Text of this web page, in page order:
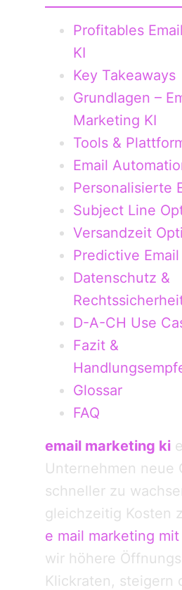
Profitables
KI
Key Takeaways
Grundlagen –
Marketing KI
Tools &
Email
Personalisierte
Subject Line
Versandzeit
Predictive
Datenschutz &
D-A-CH Use
Fazit &
Glossar
FAQ
email marketing ki
Unternehmen neue
schneller zu
gleichzeitig Kosten
e mail marketing
wir höhere
Klickraten, steigern